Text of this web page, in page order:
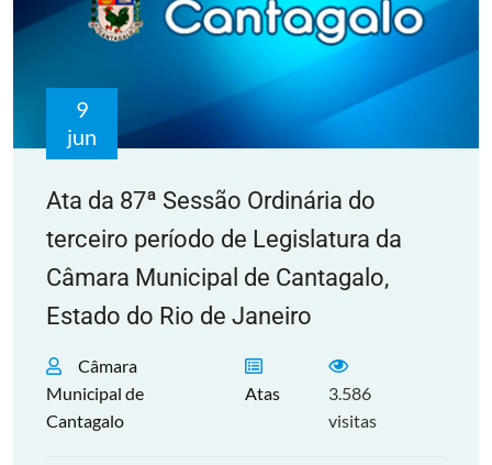
9
jun
Ata da 87ª Sessão Ordinária do
terceiro período de Legislatura da
Câmara Municipal de Cantagalo,
Estado do Rio de Janeiro
Câmara
Municipal de
Cantagalo
Atas
3.586
visitas